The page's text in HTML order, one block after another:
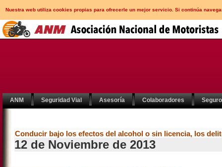
Nuestra web utiliza cookies propias para ofrecerle un mejor servicio. Si continúa
ANM Seguridad Vial Asesoría Colaboradores
Conducir bajo los efectos del alcohol o sin licencia, los
12 de Noviembre de 2013